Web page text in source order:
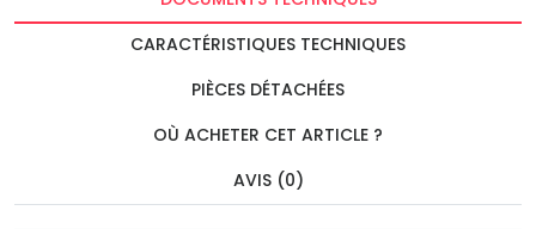
CARACTÉRISTIQUES TECHNIQUES
PIÈCES DÉTACHÉES
OÙ ACHETER CET ARTICLE ?
AVIS (0)